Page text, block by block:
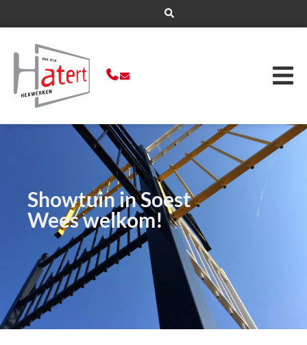
Showtuin in Soest
Wees welkom!